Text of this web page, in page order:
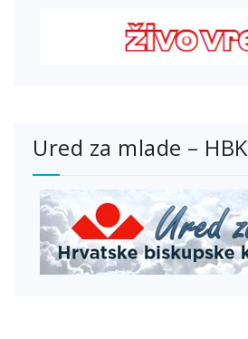
Ured za mlade – HBK